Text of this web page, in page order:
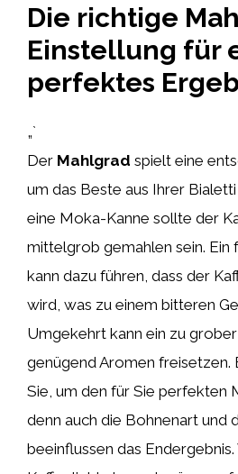
Die richtige
Einstellung für
perfektes
„`
Der Mahlgrad spielt eine
um das Beste aus Ihrer
eine Moka-Kanne sollte der
mittelgrob gemahlen sein. Ein
kann dazu führen, dass der
wird, was zu einem bitteren
Umgekehrt kann ein zu
genügend Aromen freisetzen.
Sie, um den für Sie perfekten
denn auch die Bohnenart und
beeinflussen das Endergebnis.